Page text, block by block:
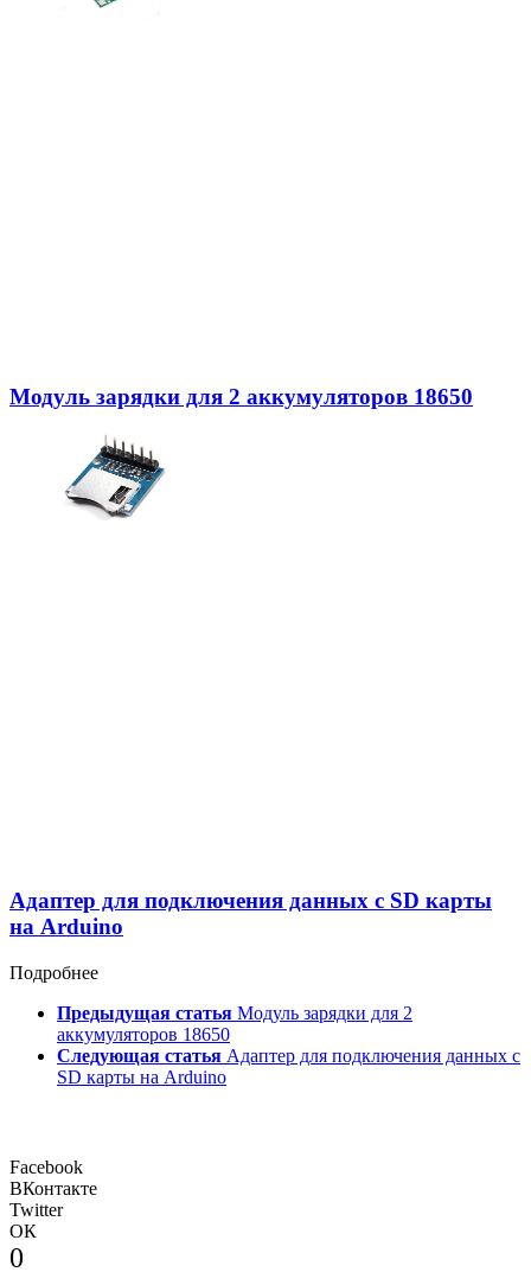
Модуль зарядки для 2 аккумуляторов 18650
Адаптер для подключения данных с SD карты
на Arduino
Подробнее
Предыдущая статья Модуль зарядки для 2
аккумуляторов 18650
Следующая статья Адаптер для подключения данных с
SD карты на Arduino
Facebook
ВКонтакте
Twitter
ОК
0